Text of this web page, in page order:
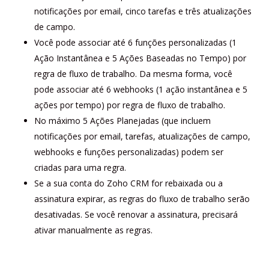
notificações por email, cinco tarefas e três atualizações
de campo.
Você pode associar até 6 funções personalizadas (1
Ação Instantânea e 5 Ações Baseadas no Tempo) por
regra de fluxo de trabalho. Da mesma forma, você
pode associar até 6 webhooks (1 ação instantânea e 5
ações por tempo) por regra de fluxo de trabalho.
No máximo 5 Ações Planejadas (que incluem
notificações por email, tarefas, atualizações de campo,
webhooks e funções personalizadas) podem ser
criadas para uma regra.
Se a sua conta do Zoho CRM for rebaixada ou a
assinatura expirar, as regras do fluxo de trabalho serão
desativadas. Se você renovar a assinatura, precisará
ativar manualmente as regras.